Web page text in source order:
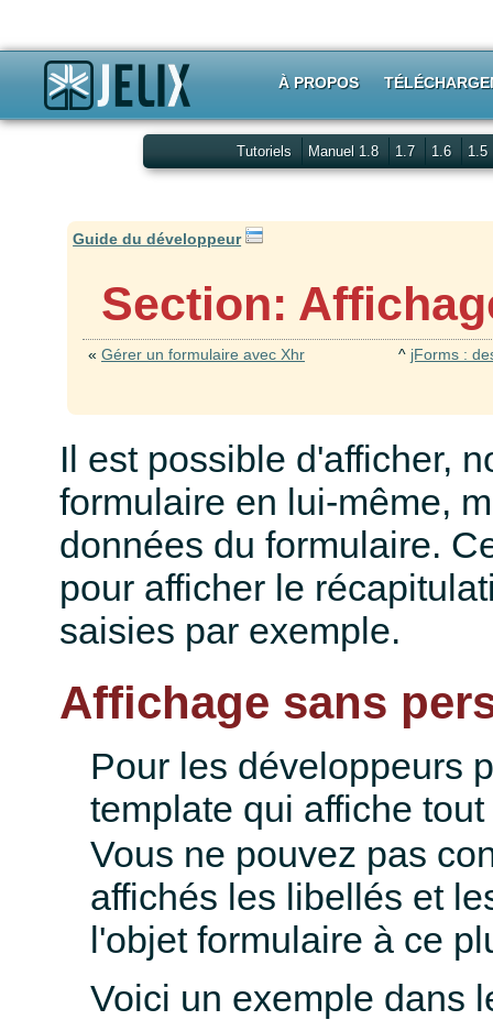
À PROPOS
Tutoriels Manuel 1.8 1.7 1.6 1.5
Guide du développeur
Section:
« Gérer un formulaire avec Xhr ^ jForms :
Il est possible d'afficher,
formulaire en lui-même,
données du formulaire.
pour afficher le
saisies par exemple.
Affichage sans
Pour les développeurs
template qui affiche
Vous ne pouvez pas
affichés les libellés et
l'objet formulaire à ce
Voici un exemple dans